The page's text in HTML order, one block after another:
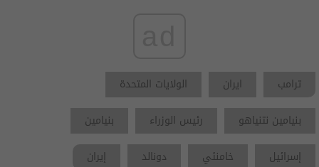
ترامب ايران
الولايات المتحدة
بنيامين نتنياهو
رئيس الوزراء
بنيامين
إسرائيل
خامنئي دونالد إيران